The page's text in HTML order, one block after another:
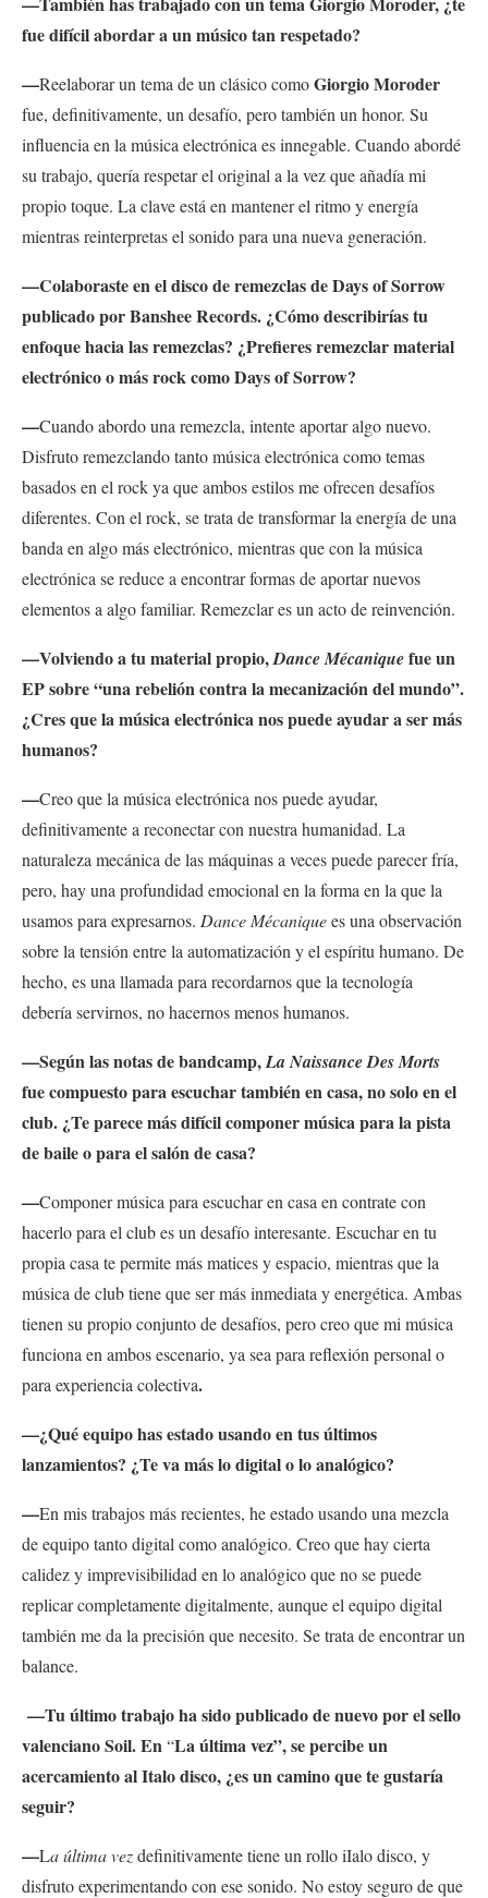
fue difícil abordar a un músico tan respetado?
—Reelaborar un tema de un clásico comoGiorgio Moroder
fue, definitivamente, un desafío, pero también un honor. Su
influencia en la música electrónica es innegable. Cuando abordé
su trabajo, quería respetar el original a la vez que añadía mi
propio toque. La clave está en mantener el ritmo y energía
mientras reinterpretas el sonido para una nueva generación.
—Colaboraste en el disco de remezclas de Days of Sorrow
publicado por Banshee Records. ¿Cómo describirías tu
enfoque hacia las remezclas? ¿Prefieres remezclar material
electrónico o más rock como Days of Sorrow?
—Cuando abordo una remezcla, intente aportar algo nuevo.
Disfruto remezclando tanto música electrónica como temas
basados en el rock ya que ambos estilos me ofrecen desafíos
diferentes. Con el rock, se trata de transformar la energía de una
banda en algo más electrónico, mientras que con la música
electrónica se reduce a encontrar formas de aportar nuevos
elementos a algo familiar. Remezclar es un acto de reinvención.
—Volviendo a tu material propio,Dance Mécaniquefue un
EP sobre “una rebelión contra la mecanización del mundo”.
¿Cres que la música electrónica nos puede ayudar a ser más
humanos?
—Creo que la música electrónica nos puede ayudar,
definitivamente a reconectar con nuestra humanidad. La
naturaleza mecánica de las máquinas a veces puede parecer fría,
pero, hay una profundidad emocional en la forma en la que la
usamos para expresarnos. Dance Mécaniquees una observación
sobre la tensión entre la automatización y el espíritu humano. De
hecho, es una llamada para recordarnos que la tecnología
debería servirnos, no hacernos menos humanos.
—Según las notas de bandcamp,La Naissance Des Morts
fue compuesto para escuchar también en casa, no solo en el
club. ¿Te parece más difícil componer música para la pista
de baile o para el salón de casa?
—Componer música para escuchar en casa en contrate con
hacerlo para el club es un desafío interesante. Escuchar en tu
propia casa te permite más matices y espacio, mientras que la
música de club tiene que ser más inmediata y energética. Ambas
tienen su propio conjunto de desafíos, pero creo que mi música
funciona en ambos escenario, ya sea para reflexión personal o
para experiencia colectiva.
—¿Qué equipo has estado usando en tus últimos
lanzamientos? ¿Te va más lo digital o lo analógico?
—En mis trabajos más recientes, he estado usando una mezcla
de equipo tanto digital como analógico. Creo que hay cierta
calidez y imprevisibilidad en lo analógico que no se puede
replicar completamente digitalmente, aunque el equipo digital
también me da la precisión que necesito. Se trata de encontrar un
balance.
—Tu último trabajo ha sido publicado de nuevo por el sello
valenciano Soil. En“La última vez”, se percibe un
acercamiento al Italo disco, ¿es un camino que te gustaría
seguir?
—La última vezdefinitivamente tiene un rollo iIalo disco, y
disfruto experimentando con ese sonido. No estoy seguro de que